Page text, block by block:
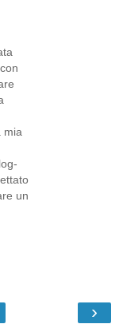
mia
un
›